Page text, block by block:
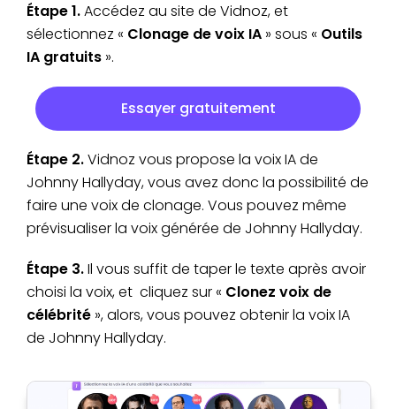
Étape 1.Accédez au site de Vidnoz, et
sélectionnez « Clonage de voix IA » sous « Outils
IA gratuits ».
Essayer gratuitement
Étape 2.Vidnoz vous propose la voix IA de
Johnny Hallyday, vous avez donc la possibilité de
faire une voix de clonage. Vous pouvez même
prévisualiser la voix générée de Johnny Hallyday.
Étape 3.Il vous suffit de taper le texte après avoir
choisi la voix, et cliquez sur « Clonez voix de
célébrité », alors, vous pouvez obtenir la voix IA
de Johnny Hallyday.